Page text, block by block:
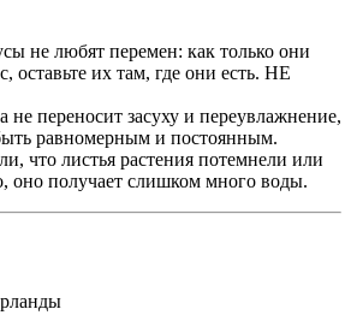
не любят перемен: как только они
оставьте их там, где они есть. НЕ
не переносит засуху и переувлажнение,
равномерным и постоянным.
что листья растения потемнели или
оно получает слишком много воды.